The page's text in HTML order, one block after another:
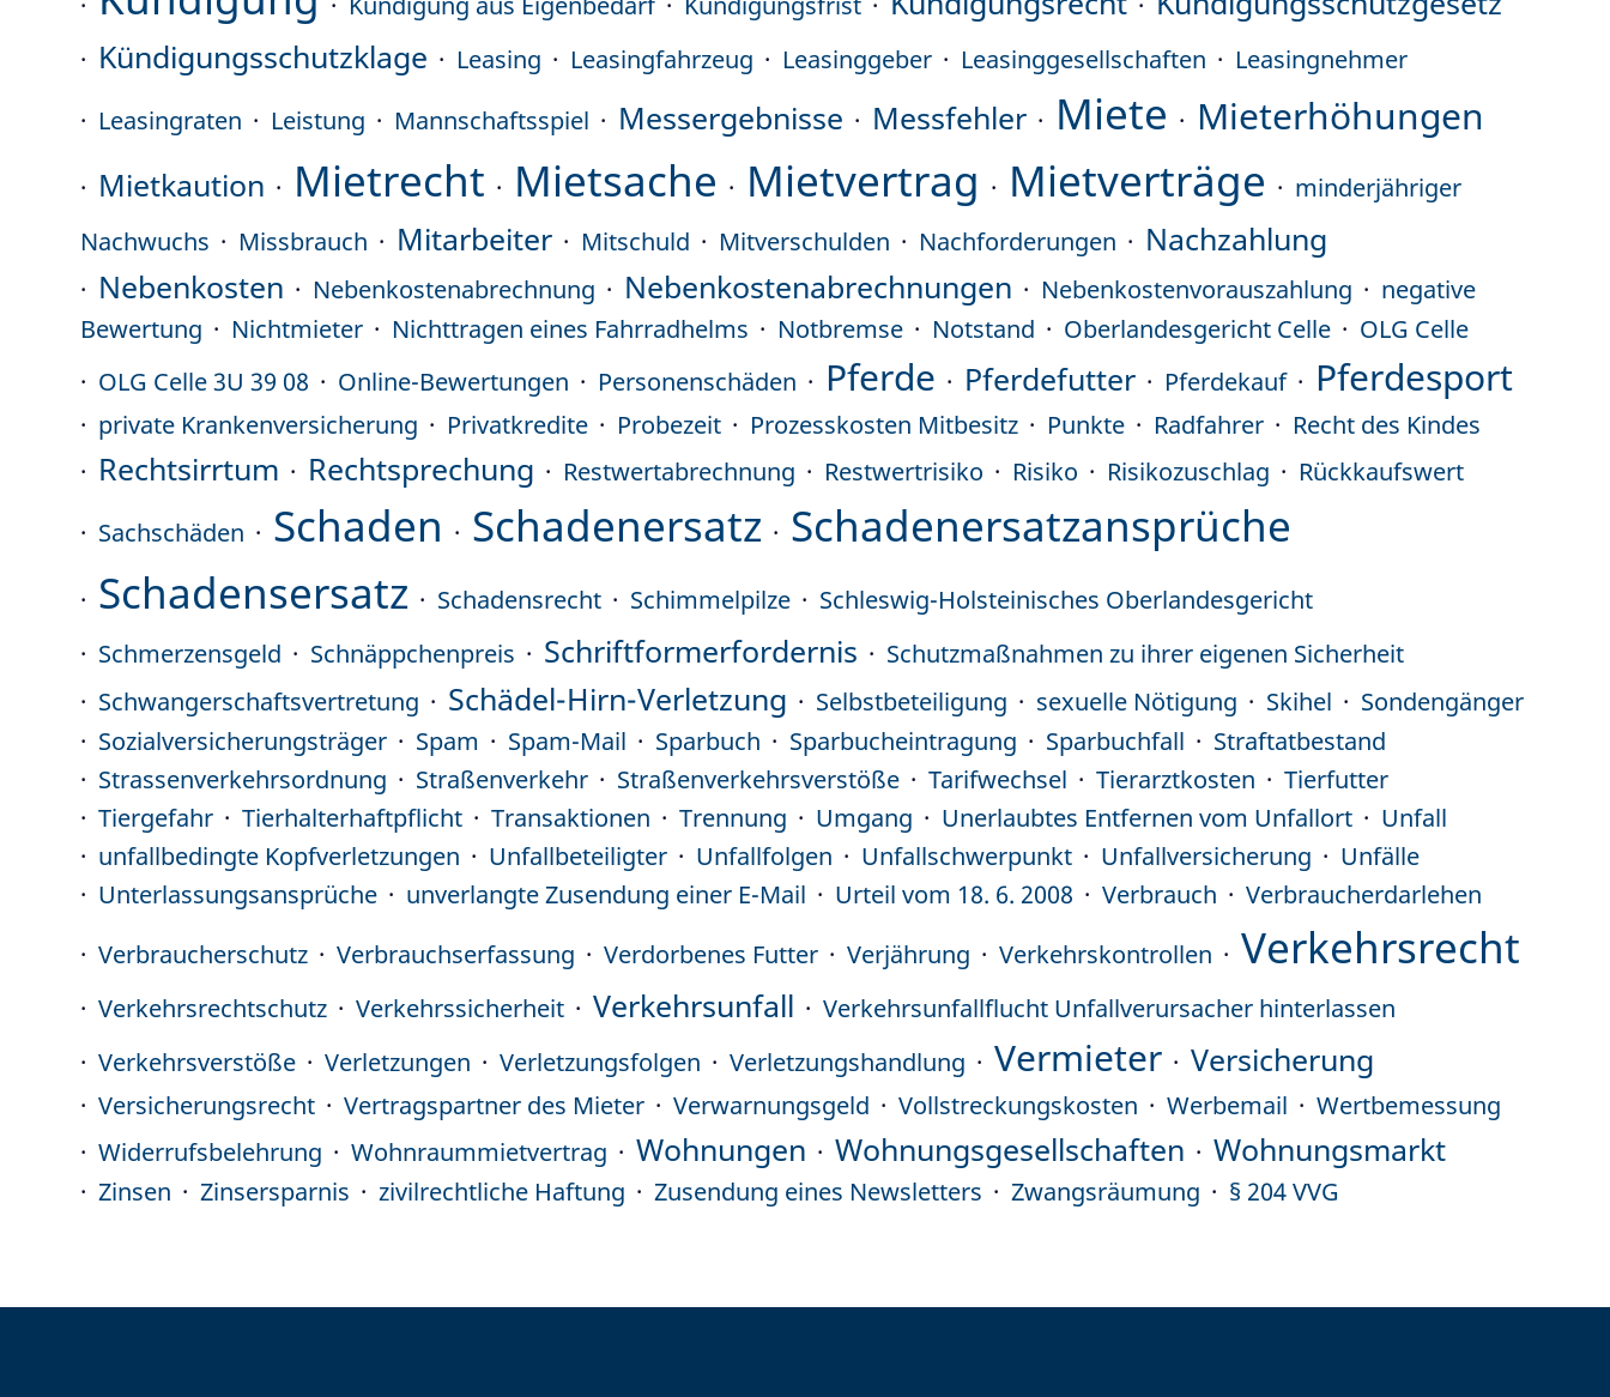
Kündigungsschutzklage
Leasing Leasingfahrzeug Leasinggeber Leasinggesellschaften
Leasingnehmer
Leasingraten
Leistung Mannschaftsspiel Messergebnisse Messfehler Miete Mieterhöhungen
Mietkaution Mietrecht Mietsache Mietvertrag Mietverträge
minderjähriger
Nachwuchs
Missbrauch Mitarbeiter Mitschuld Mitverschulden Nachforderungen
Nachzahlung
Nebenkosten
Nebenkostenabrechnung Nebenkostenabrechnungen Nebenkostenvorauszahlung
negative
Bewertung
Nichtmieter Nichttragen eines Fahrradhelms Notbremse Notstand Oberlandesgericht Celle
OLG Celle
OLG Celle 3U 39 08
Online-Bewertungen Personenschäden Pferde Pferdefutter Pferdekauf Pferdesport
private Krankenversicherung Privatkredite Probezeit Prozesskosten Mitbesitz Punkte Radfahrer Recht des Kindes
Rechtsirrtum Rechtsprechung Restwertabrechnung Restwertrisiko Risiko Risikozuschlag
Rückkaufswert
Sachschäden
Schaden Schadenersatz Schadenersatzansprüche
Schadensersatz
Schadensrecht Schimmelpilze
Schleswig-Holsteinisches Oberlandesgericht
Schmerzensgeld
Schnäppchenpreis Schriftformerfordernis
Schutzmaßnahmen zu ihrer eigenen Sicherheit
Schwangerschaftsvertretung
Schädel-Hirn-Verletzung Selbstbeteiligung sexuelle Nötigung Skihel
Sondengänger
Sozialversicherungsträger
Spam Spam-Mail Sparbuch Sparbucheintragung Sparbuchfall
Straftatbestand
Strassenverkehrsordnung
Straßenverkehr Straßenverkehrsverstöße Tarifwechsel Tierarztkosten
Tierfutter
Tiergefahr
Tierhalterhaftpflicht Transaktionen Trennung Umgang Unerlaubtes Entfernen vom Unfallort
Unfall
unfallbedingte Kopfverletzungen
Unfallbeteiligter Unfallfolgen Unfallschwerpunkt Unfallversicherung
Unfälle
Unterlassungsansprüche
unverlangte Zusendung einer E-Mail Urteil vom 18. 6. 2008 Verbrauch
Verbraucherdarlehen
Verbraucherschutz
Verbrauchserfassung Verdorbenes Futter Verjährung Verkehrskontrollen Verkehrsrecht
Verkehrsrechtschutz Verkehrssicherheit Verkehrsunfall
Verkehrsunfallflucht Unfallverursacher hinterlassen
Verkehrsverstöße
Verletzungen Verletzungsfolgen Verletzungshandlung Vermieter Versicherung
Versicherungsrecht Vertragspartner des Mieter Verwarnungsgeld Vollstreckungskosten Werbemail
Wertbemessung
Widerrufsbelehrung
Wohnraummietvertrag Wohnungen Wohnungsgesellschaften Wohnungsmarkt
Zinsen Zinsersparnis zivilrechtliche Haftung Zusendung eines Newsletters Zwangsräumung § 204 VVG